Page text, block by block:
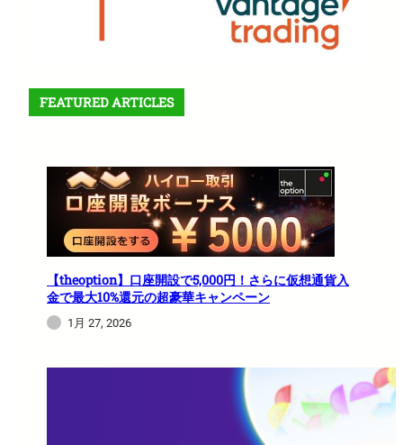
FEATURED ARTICLES
【theoption】口座開設で5,000円！さらに仮想通貨入
金で最大10%還元の超豪華キャンペーン
1月 27, 2026